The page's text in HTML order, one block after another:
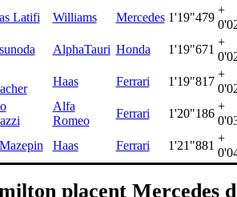
Latifi Williams Mercedes 1'19"479
+
AlphaTauri Honda 1'19"671
+
Haas Ferrari 1'19"817
+
Alfa
Romeo
Ferrari 1'20"186
+
Haas Ferrari 1'21"881
+
placent Mercedes